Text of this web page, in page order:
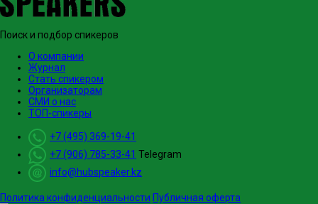
Поиск и подбор спикеров
О компании
Журнал
Стать спикером
Организаторам
СМИ о нас
ТОП-спикеры
+7 (495) 369-19-41
+7 (906) 785-33-41 Telegram
info@hubspeaker.kz
Политика конфиденциальности Публичная оферта